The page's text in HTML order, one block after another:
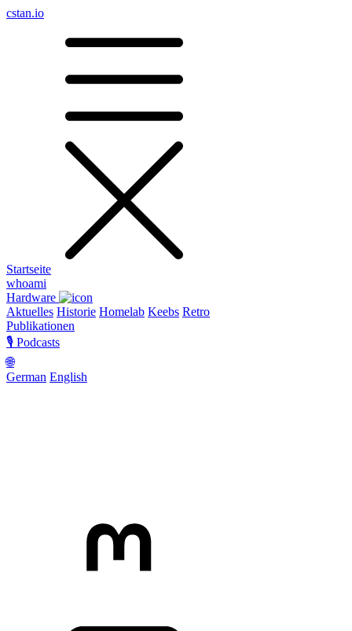
cstan.io
Startseite
whoami
Hardware
Aktuelles Historie Homelab Keebs Retro
Publikationen
🎙️ Podcasts
🌐
German English